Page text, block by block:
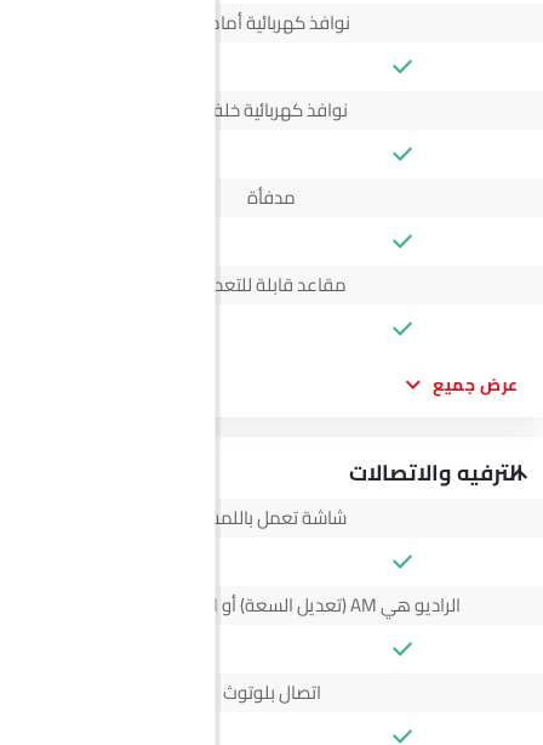
نوافذ كهربائية أمامية
نوافذ كهربائية خلفية
مدفأة
مقاعد قابلة للتعديل
عرض جميع
الترفيه والاتصالات
شاشة تعمل باللمس
الراديو هي AM (تعديل السعة) أو FM (تضمين التردد)،
اتصال بلوتوث